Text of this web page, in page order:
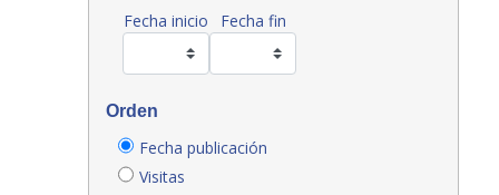
Fecha inicio
Fecha fin
Orden
Fecha publicación
Visitas